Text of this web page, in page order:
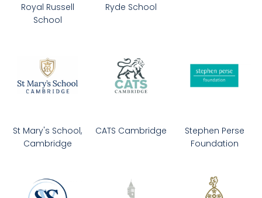
Royal Russell
School
Ryde School
St Mary's School,
Cambridge
CATS Cambridge
Stephen Perse
Foundation